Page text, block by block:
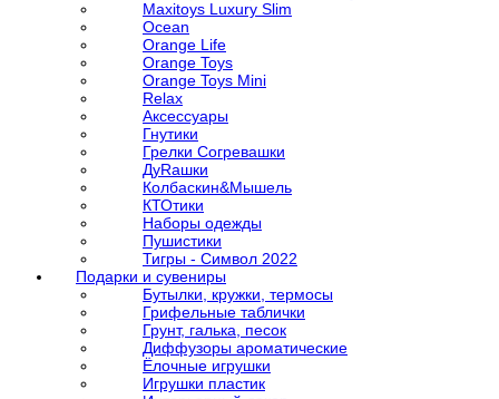
Maxitoys Luxury Slim
Ocean
Orange Life
Orange Toys
Orange Toys Mini
Relax
Аксессуары
Гнутики
Грелки Согревашки
ДуRашки
Колбаскин&Мышель
КТОтики
Наборы одежды
Пушистики
Тигры - Символ 2022
Подарки и сувениры
Бутылки, кружки, термосы
Грифельные таблички
Грунт, галька, песок
Диффузоры ароматические
Ёлочные игрушки
Игрушки пластик